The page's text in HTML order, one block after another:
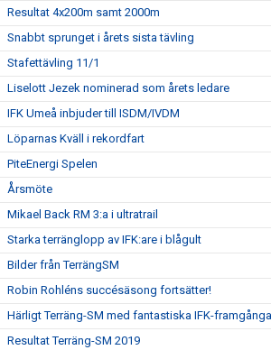
Resultat 4x200m samt 2000m
Snabbt sprunget i årets sista tävling
Stafettävling 11/1
Liselott Jezek nominerad som årets ledare
IFK Umeå inbjuder till ISDM/IVDM
Löparnas Kväll i rekordfart
PiteEnergi Spelen
Årsmöte
Mikael Back RM 3:a i ultratrail
Starka terränglopp av IFK:are i blågult
Bilder från TerrängSM
Robin Rohléns succésäsong fortsätter!
Härligt Terräng-SM med fantastiska IFK-
Resultat Terräng-SM 2019